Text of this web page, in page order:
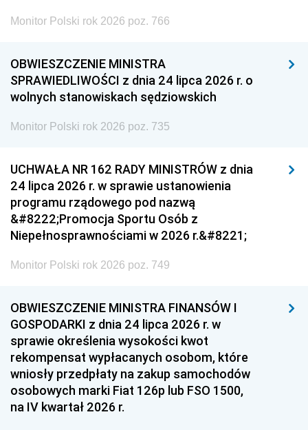
Monitor Polski rok 2026 poz. 766
OBWIESZCZENIE MINISTRA
SPRAWIEDLIWOŚCI z dnia 24 lipca 2026 r. o
wolnych stanowiskach sędziowskich
Monitor Polski rok 2026 poz. 735
UCHWAŁA NR 162 RADY MINISTRÓW z dnia
24 lipca 2026 r. w sprawie ustanowienia
programu rządowego pod nazwą
&#8222;Promocja Sportu Osób z
Niepełnosprawnościami w 2026 r.&#8221;
Monitor Polski rok 2026 poz. 749
OBWIESZCZENIE MINISTRA FINANSÓW I
GOSPODARKI z dnia 24 lipca 2026 r. w
sprawie określenia wysokości kwot
rekompensat wypłacanych osobom, które
wniosły przedpłaty na zakup samochodów
osobowych marki Fiat 126p lub FSO 1500,
na IV kwartał 2026 r.